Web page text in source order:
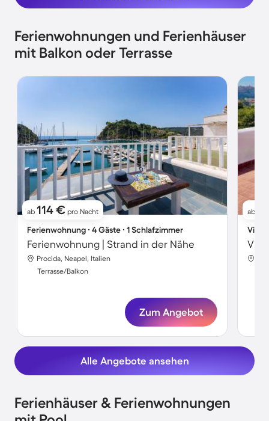
Ferienwohnungen und Ferienhäuser
mit Balkon oder Terrasse
ab 114 € pro Nacht
Ferienwohnung ∙ 4 Gäste ∙ 1 Schlafzimmer
Ferienwohnung | Strand in der Nähe
Procida, Neapel, Italien
Terrasse/Balkon
Zum Angebot
ab
Villa
Alle Angebote ansehen
Ferienhäuser & Ferienwohnungen